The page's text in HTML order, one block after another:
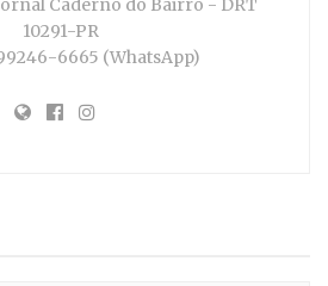
Caderno do Bairro - DRT
10291-PR
6665 (WhatsApp)